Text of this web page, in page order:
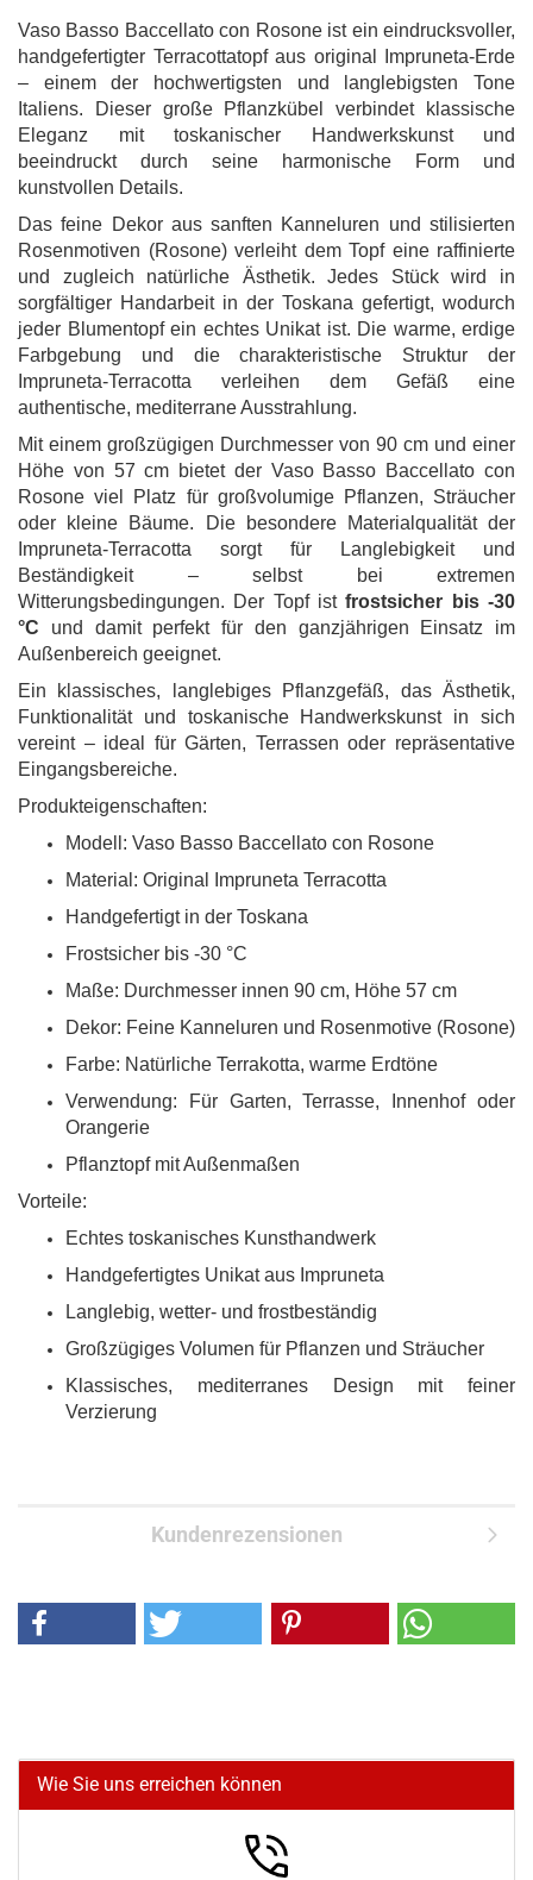
Vaso Basso Baccellato con Rosone ist ein eindrucksvoller,
handgefertigter Terracottatopf aus original Impruneta-Erde
– einem der hochwertigsten und langlebigsten Tone
Italiens. Dieser große Pflanzkübel verbindet klassische
Eleganz mit toskanischer Handwerkskunst und
beeindruckt durch seine harmonische Form und
kunstvollen Details.
Das feine Dekor aus sanften Kanneluren und stilisierten
Rosenmotiven (Rosone) verleiht dem Topf eine raffinierte
und zugleich natürliche Ästhetik. Jedes Stück wird in
sorgfältiger Handarbeit in der Toskana gefertigt, wodurch
jeder Blumentopf ein echtes Unikat ist. Die warme, erdige
Farbgebung und die charakteristische Struktur der
Impruneta-Terracotta verleihen dem Gefäß eine
authentische, mediterrane Ausstrahlung.
Mit einem großzügigen Durchmesser von 90 cm und einer
Höhe von 57 cm bietet der Vaso Basso Baccellato con
Rosone viel Platz für großvolumige Pflanzen, Sträucher
oder kleine Bäume. Die besondere Materialqualität der
Impruneta-Terracotta sorgt für Langlebigkeit und
Beständigkeit – selbst bei extremen
Witterungsbedingungen. Der Topf istfrostsicher bis -30
°C und damit perfekt für den ganzjährigen Einsatz im
Außenbereich geeignet.
Ein klassisches, langlebiges Pflanzgefäß, das Ästhetik,
Funktionalität und toskanische Handwerkskunst in sich
vereint – ideal für Gärten, Terrassen oder repräsentative
Eingangsbereiche.
Produkteigenschaften:
Modell: Vaso Basso Baccellato con Rosone
Material: Original Impruneta Terracotta
Handgefertigt in der Toskana
Frostsicher bis -30 °C
Maße: Durchmesser innen 90 cm, Höhe 57 cm
Dekor: Feine Kanneluren und Rosenmotive (Rosone)
Farbe: Natürliche Terrakotta, warme Erdtöne
Verwendung: Für Garten, Terrasse, Innenhof oder
Orangerie
Pflanztopf mit Außenmaßen
Vorteile:
Echtes toskanisches Kunsthandwerk
Handgefertigtes Unikat aus Impruneta
Langlebig, wetter- und frostbeständig
Großzügiges Volumen für Pflanzen und Sträucher
Klassisches, mediterranes Design mit feiner
Verzierung
Kundenrezensionen
Wie Sie uns erreichen können